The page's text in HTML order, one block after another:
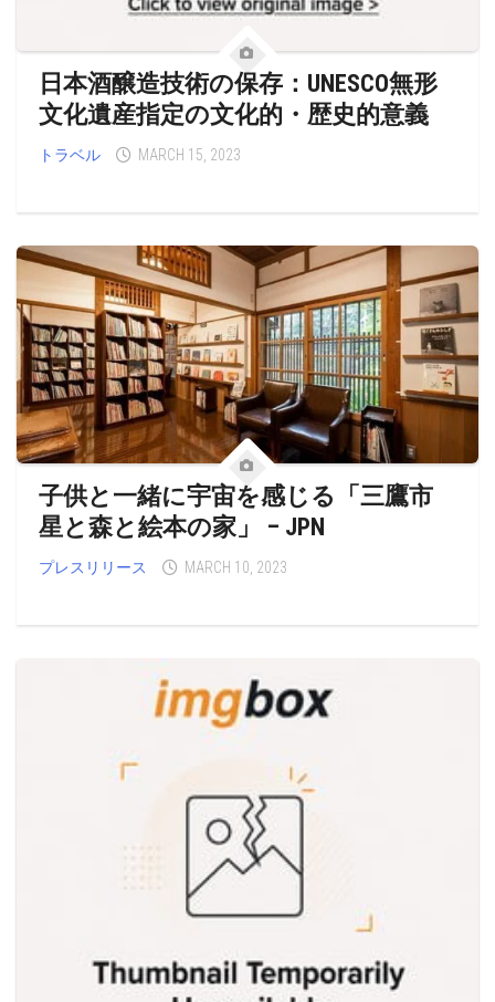
日本酒醸造技術の保存：UNESCO無形
文化遺産指定の文化的・歴史的意義
トラベル MARCH 15, 2023
子供と一緒に宇宙を感じる「三鷹市
星と森と絵本の家」 – JPN
プレスリリース MARCH 10, 2023